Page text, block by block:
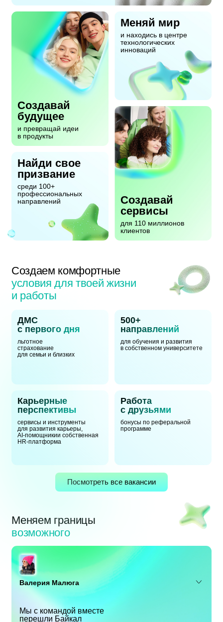
Создавай
будущее
и превращай идеи
в продукты
Найди свое
призвание
среди 100+
профессиональных
направлений
Меняй мир
и находись в центре
технологических
инноваций
Создавай
сервисы
для 110 миллионов
клиентов
Создаем комфортные
условия для твоей жизни
и работы
ДМС
с первого дня
льготное
страхование
для семьи и близких
500+
направлений
для обучения и развития
в собственном университете
Карьерные
перспективы
сервисы и инструменты
для развития карьеры,
AI-помощникии собственная
HR-платформа
Работа
с друзьями
бонусы по реферальной
программе
Посмотреть все вакансии
Меняем границы
возможного
Валерия Малюга
Мы с командой вместе
перешли Байкал